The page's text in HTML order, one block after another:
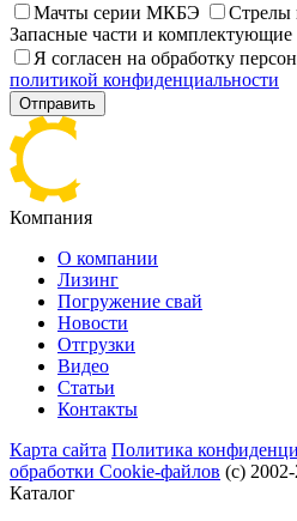
Мачты серии МКБЭ
Стрелы
Запасные части и комплектующие
Я согласен на обработку
политикой конфиденциальности
Отправить
Компания
О компании
Лизинг
Погружение свай
Новости
Отгрузки
Видео
Статьи
Контакты
Карта сайта Политика
обработки Cookie-файлов (с)
Каталог